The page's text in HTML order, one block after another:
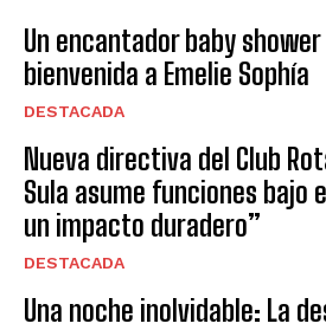
Un encantador baby
bienvenida a Emelie Sophía
DESTACADA
Nueva directiva del Club
Sula asume funciones bajo
un impacto duradero”
DESTACADA
Una noche inolvidable: La